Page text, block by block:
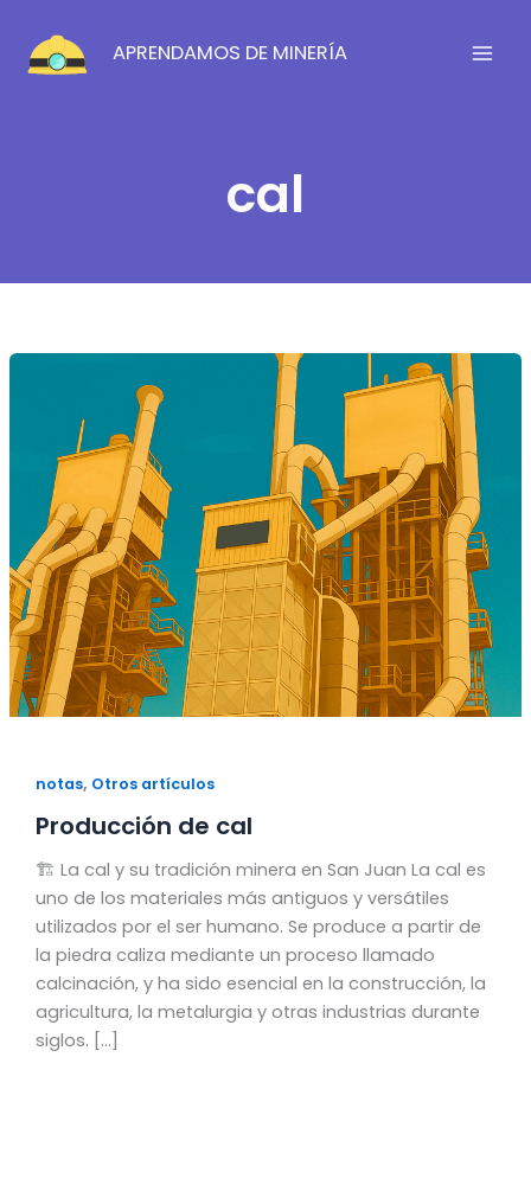
contenido
APRENDAMOS DE MINERÍA
cal
notas, Otros artículos
Producción de cal
🏗️ La cal y su tradición minera en San Juan La cal es
uno de los materiales más antiguos y versátiles
utilizados por el ser humano. Se produce a partir de
la piedra caliza mediante un proceso llamado
calcinación, y ha sido esencial en la construcción, la
agricultura, la metalurgia y otras industrias durante
siglos. […]